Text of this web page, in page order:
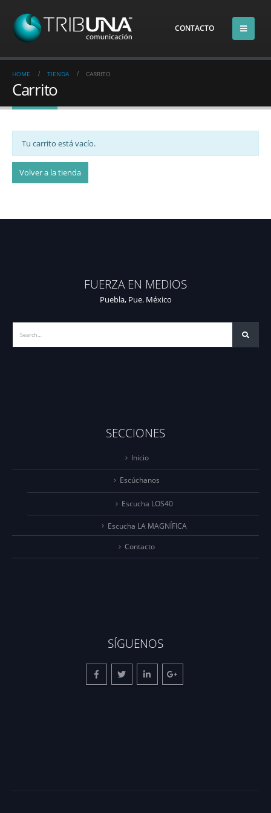
CONTACTO
HOME TIENDA CARRITO
Carrito
Tu carrito está vacío.
Volver a la tienda
FUERZA EN MEDIOS
Puebla, Pue. México
SECCIONES
Inicio
Escúchanos
Escucha LOS40
Escucha LA MAGNÍFICA
Contacto
SÍGUENOS